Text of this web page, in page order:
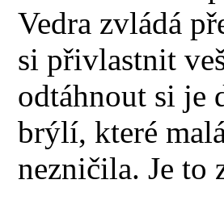
Vedra zvládá
si přivlastnit
odtáhnout si je
brýlí, které
nezničila. Je to